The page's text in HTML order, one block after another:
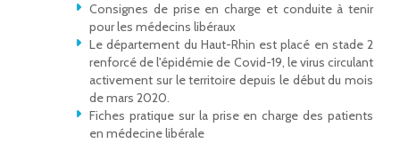
Consignes de prise en charge et conduite à tenir
pour les médecins libéraux
Le département du Haut-Rhin est placé en stade 2
renforcé de l'épidémie de Covid-19, le virus circulant
activement sur le territoire depuis le début du mois
de mars 2020.
Fiches pratique sur la prise en charge des patients
en médecine libérale